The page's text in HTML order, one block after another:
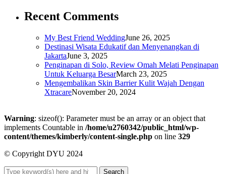
Recent Comments
My Best Friend WeddingJune 26, 2025
Destinasi Wisata Edukatif dan Menyenangkan di
JakartaJune 3, 2025
Penginapan di Solo, Review Omah Melati Penginapan
Untuk Keluarga BesarMarch 23, 2025
Mengembalikan Skin Barrier Kulit Wajah Dengan
XtracareNovember 20, 2024
Warning: sizeof(): Parameter must be an array or an object that
implements Countable in /home/u2760342/public_html/wp-
content/themes/kimberly/content-single.php on line 329
© Copyright DYU 2024